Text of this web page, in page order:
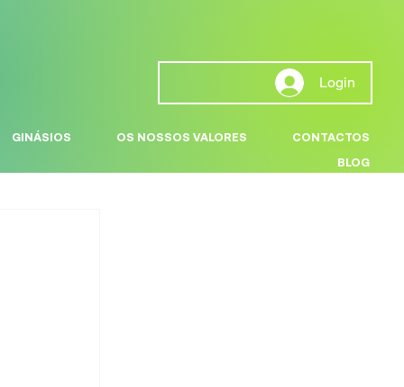
Login
GINÁSIOS OS NOSSOS VALORES
CONTACTOS
BLOG